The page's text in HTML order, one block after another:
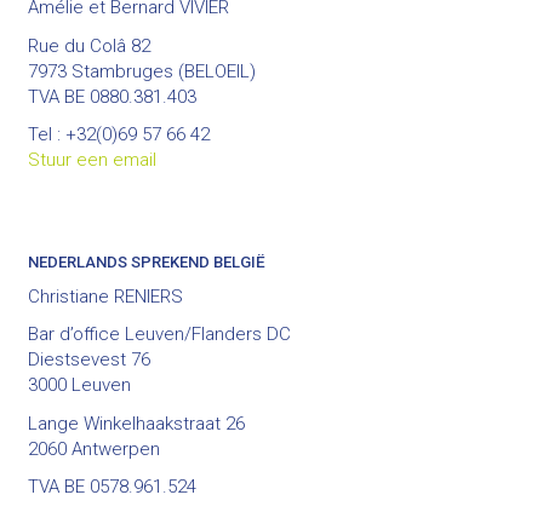
Amélie et Bernard VIVIER
Rue du Colâ 82
7973 Stambruges (BELOEIL)
TVA BE 0880.381.403
Tel : +32(0)69 57 66 42
Stuur een email
NEDERLANDS SPREKEND BELGIË
Christiane RENIERS
Bar d’office Leuven/Flanders DC
Diestsevest 76
3000 Leuven
Lange Winkelhaakstraat 26
2060 Antwerpen
TVA BE 0578.961.524